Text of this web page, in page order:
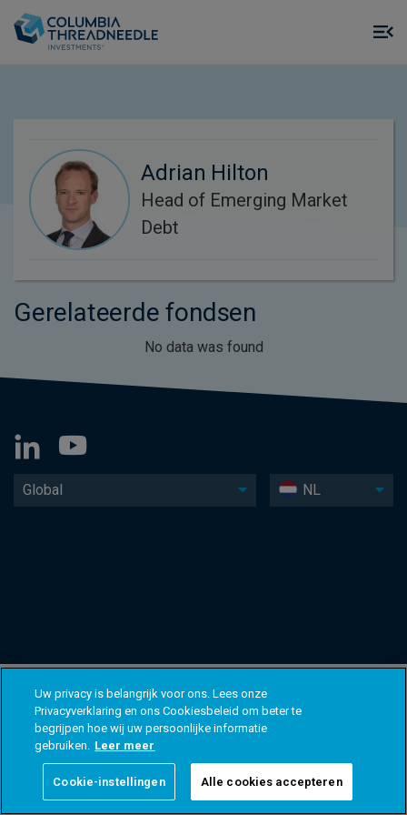
Adrian Hilton
Head of Emerging Market
Debt
Gerelateerde fondsen
No data was found
Global NL
Uw privacy is belangrijk voor ons. Lees onze
Privacyverklaring en ons Cookiesbeleid om beter te
begrijpen hoe wij uw persoonlijke informatie
gebruiken. Leer meer
Cookie-instellingen Alle cookies accepteren